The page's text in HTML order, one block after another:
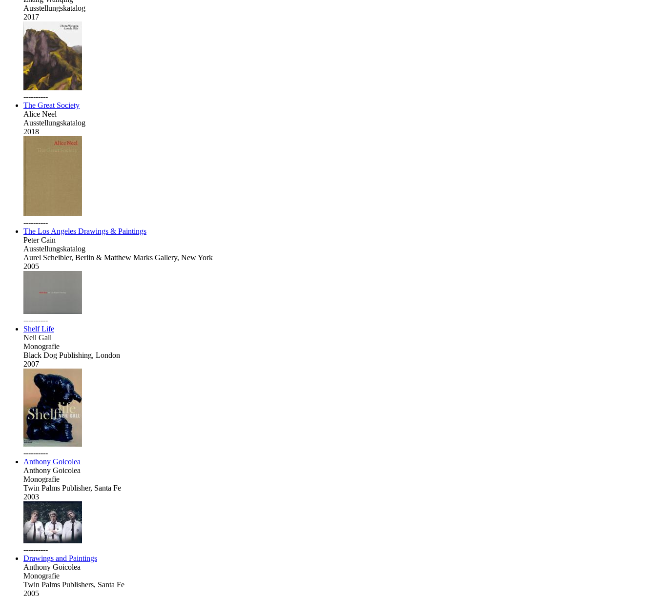
Ausstellungskatalog
2017
----------
The Great Society
Alice Neel
Ausstellungskatalog
2018
----------
The Los Angeles Drawings & Paintings
Peter Cain
Ausstellungskatalog
Aurel Scheibler, Berlin & Matthew Marks Gallery, New York
2005
----------
Shelf Life
Neil Gall
Monografie
Black Dog Publishing, London
2007
----------
Anthony Goicolea
Anthony Goicolea
Monografie
Twin Palms Publisher, Santa Fe
2003
----------
Drawings and Paintings
Anthony Goicolea
Monografie
Twin Palms Publishers, Santa Fe
2005